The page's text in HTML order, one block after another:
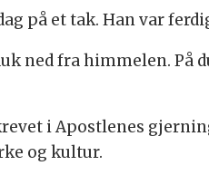
på et tak. Han var
ned fra himmelen. På
i Apostlenes
og kultur.